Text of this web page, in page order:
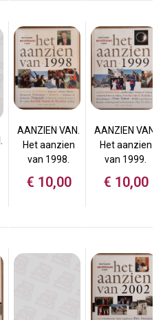
AANZIEN VAN.
Het aanzien
van 1998.
€ 10,00
AANZIEN VAN.
Het aanzien
van 1999.
€ 10,00